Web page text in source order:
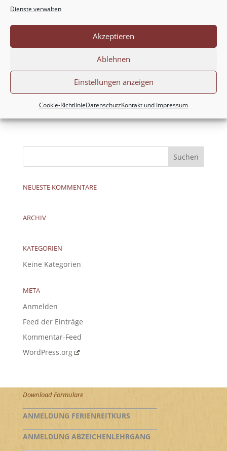
Dienste verwalten
Akzeptieren
Ablehnen
Einstellungen anzeigen
Cookie-RichtlinieDatenschutzKontakt und Impressum
Meinen Namen, meine E-Mail-Adresse und
meine Website in diesem Browser für die nächste
Kommentierung speichern.
NEUESTE KOMMENTARE
ARCHIV
KATEGORIEN
Keine Kategorien
META
Anmelden
Feed der Einträge
Kommentar-Feed
WordPress.org
Download Formulare
ANMELDUNG FERIENREITKURS
ANMELDUNG ABZEICHENLEHRGANG